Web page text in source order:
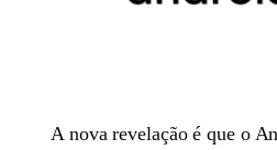
A nova revelação é que o